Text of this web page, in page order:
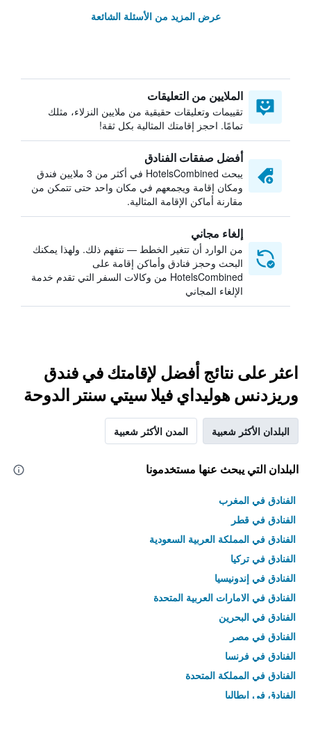
عرض المزيد من الأسئلة الشائعة
الملايين من التعليقات
تقييمات وتعليقات حقيقية من ملايين النزلاء، مثلك
تمامًا. احجز إقامتك المثالية بكل ثقة!
أفضل صفقات الفنادق
يبحث HotelsCombined في أكثر من 3 ملايين فندق
ومكان إقامة ويجمعهم في مكان واحد حتى تتمكن من
مقارنة أماكن الإقامة المثالية.
إلغاء مجاني
من الوارد أن تتغير الخطط — نتفهم ذلك. ولهذا يمكنك
البحث وحجز فنادق وأماكن إقامة على
HotelsCombined من وكالات السفر التي تقدم خدمة
الإلغاء المجاني
اعثر على نتائج أفضل لإقامتك في فندق
وريزدنس هوليداي فيلا سيتي سنتر الدوحة
البلدان الأكثر شعبية المدن الأكثر شعبية
البلدان التي يبحث عنها مستخدمونا
الفنادق في المغرب
الفنادق في قطر
الفنادق في المملكة العربية السعودية
الفنادق في تركيا
الفنادق في إندونيسيا
الفنادق في الامارات العربية المتحدة
الفنادق في البحرين
الفنادق في مصر
الفنادق في فرنسا
الفنادق في المملكة المتحدة
الفنادق في إيطاليا